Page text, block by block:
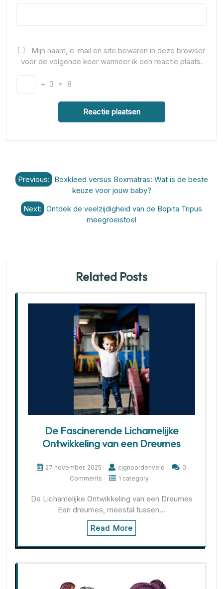
Mijn naam, e-mail en site bewaren in deze browser
voor de volgende keer wanneer ik een reactie plaats.
+ 3 = 8
Berichtnavigatie
Previous: Boxkleed versus Boxmatras: Wat is de beste
keuze voor jouw baby?
Next: Ontdek de veelzijdigheid van de Bopita Tripus
meegroeistoel
Related Posts
De Fascinerende Lichamelijke
Ontwikkeling van een Dreumes
27 november, 2025 cjgnoordenveld
0
Comments
1 category
De Lichamelijke Ontwikkeling van een Dreumes
Een dreumes, meestal tussen…
Read More